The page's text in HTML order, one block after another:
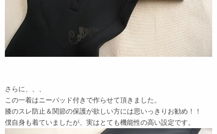
さらに、、、
この一着はニーパッド付きで作らせて頂きました。
膝のスレ防止＆関節の保護が欲しい方には思いっきりお勧め！！
僕自身も着ていましたが、実はとても機能性の高い設定です。